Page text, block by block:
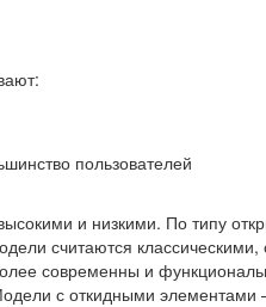
пользователей
и низкими. По типу
считаются классическими,
современны и
с откидными элементами